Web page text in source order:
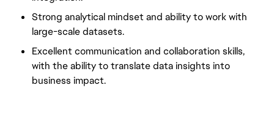
Strong analytical mindset and ability to work with
large-scale datasets.
Excellent communication and collaboration skills,
with the ability to translate data insights into
business impact.